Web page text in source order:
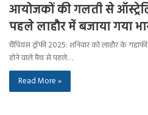
आयोजकों की गलती से
पहले लाहौर में बजाया गया
चैंपियंस ट्रॉफी 2025: शनिवार को लाहौर के
होने वाले मैच से पहले…
Read More »